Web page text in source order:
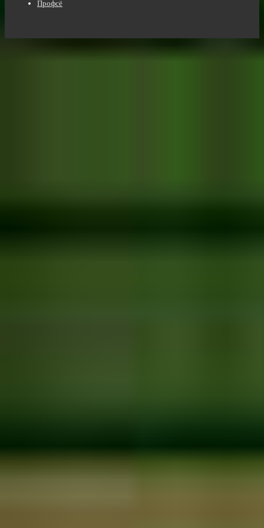
Профсё